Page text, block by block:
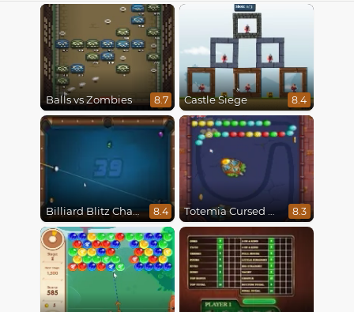
Balls vs Zombies 8.7 Castle Siege 8.4
Billiard Blitz Challenge 8.4 Totemia Cursed Marbles 8.3